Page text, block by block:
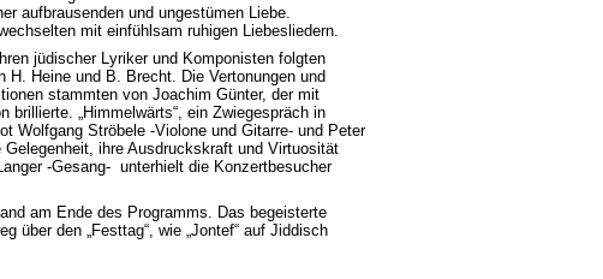
aufbrausenden und ungestümen Liebe.
mit einfühlsam ruhigen Liebesliedern.
jüdischer Lyriker und Komponisten folgten
H. Heine und B. Brecht. Die Vertonungen und
stammten von Joachim Günter, der mit
brillierte. „Himmelwärts“, ein Zwiegespräch in
Wolfgang Ströbele -Violone und Gitarre- und Peter
Gelegenheit, ihre Ausdruckskraft und Virtuosität
-Gesang- unterhielt die Konzertbesucher
am Ende des Programms. Das begeisterte
über den „Festtag“, wie „Jontef“ auf Jiddisch